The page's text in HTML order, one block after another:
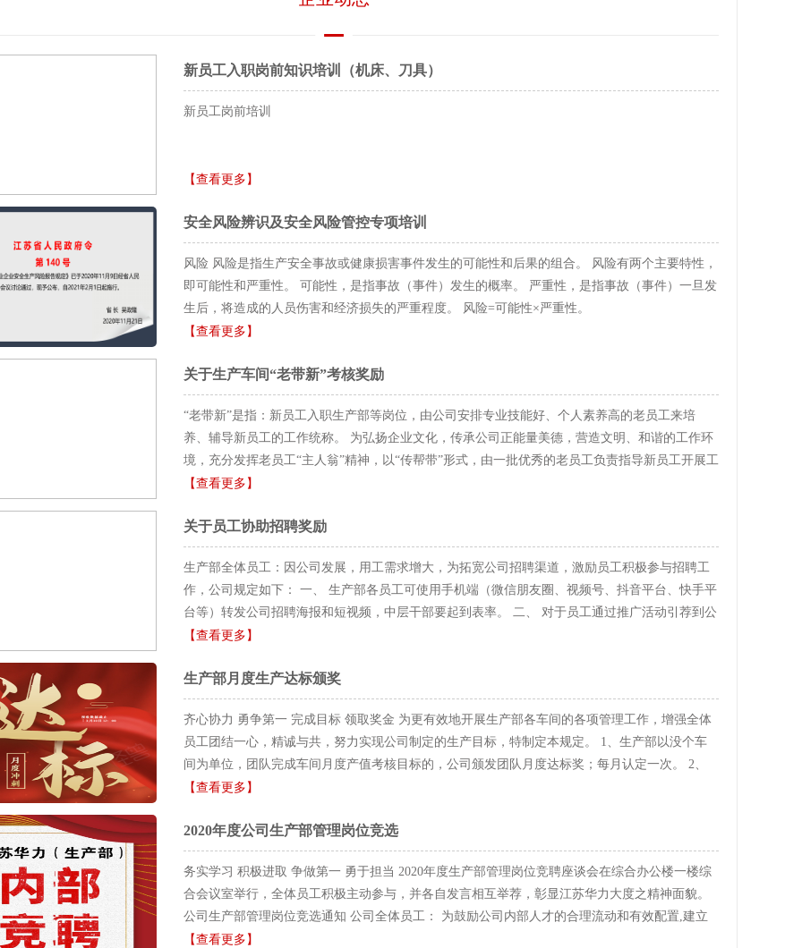
新员工入职岗前知识培训（机床、刀具）
新员工岗前培训
【查看更多】
安全风险辨识及安全风险管控专项培训
风险 风险是指生产安全事故或健康损害事件发生的可能性和后果的组合。 风险有两个主要特性，
即可能性和严重性。 可能性，是指事故（事件）发生的概率。 严重性，是指事故（事件）一旦发
生后，将造成的人员伤害和经济损失的严重程度。 风险=可能性×严重性。
【查看更多】
关于生产车间“老带新”考核奖励
“老带新”是指：新员工入职生产部等岗位，由公司安排专业技能好、个人素养高的老员工来培
养、辅导新员工的工作统称。 为弘扬企业文化，传承公司正能量美德，营造文明、和谐的工作环
境，充分发挥老员工“主人翁”精神，以“传帮带”形式，由一批优秀的老员工负责指导新员工开展工
作，培训相关工作技能，使新员工尽快融入团队，并成长为一名合格的公司员工。为激励老员工
挑选一批技能精炼、品德兼优的老员工，承担各车间的“老带新”的导师工作，开展新员工的指
导、培养工作。 2、老员工应以积极主动的态度，正确引导，带好每位新员工。帮助新员工学习
工作技能，了解、学习优秀的企业文化。 3、“老带新”的老员工，每次成功带出来1名新员工(新员
工具有独立操作的技能，新员工经车间主任考核，同意转成计件考核的，视为新人“出师”)，即公
司给予老员工奖励1000元/人，以此类推。 4、“老带新”的新老员工名单、新员工“出师”名单，由
各车间以月为单位上报生产部审核确认。 5、符合奖励要求的名单，由生产部审核后上报分管副
予警告、通报批评、取消“老带新”导师资格等形式的处理： 1、老员工消极对待该项工作，未能尽
负能量信息，导致新工人思想不稳定的。 3、老员工误导或隐瞒生产流程、产品流程卡等相关生
产因素的，导致新员工流失的。 三、本条例自发行之日起开始实施。 ​ 江苏华力制动器有限公司 ​​
2021年2月17日 备注： 1 车间主任不享受奖励政策 2 员工协助车间主任带新人的，员工的奖励标
准需要事先明确； 3 有些岗位不需要特别技能，毋须老人指导的，不列入该名单； 4 老员工未带
奖励的情况；
【查看更多】
关于员工协助招聘奖励
生产部全体员工： ​因公司发展，用工需求增大，为拓宽公司招聘渠道，激励员工积极参与招聘工
作，公司规定如下： ​ 一、 生产部各员工可使用手机端（微信朋友圈、视频号、抖音平台、快手平
台等）转发公司招聘海报和短视频，中层干部要起到表率。 ​ 二、 对于员工通过推广活动引荐到公
司生产部岗位应聘者，公司根据正常流程进行面试、录用给予奖励。 ​ 三、奖励标准：每成功举荐
新员工入职工作满一个月并批准改为计件工资制后，向举荐人发放300元；在新员工实行计件制满
30天后，再发放200元奖励。 ​ 五、本制度自发布之日开始实施。 希望公司全体员工充分发挥人脉
优势，踊跃推荐，为公司明天的发展贡献一份力量。 江苏华力制动器有限公司 二〇二一年一月二
十五日
【查看更多】
生产部月度生产达标颁奖
齐心协力 勇争第一 完成目标 领取奖金 为更有效地开展生产部各车间的各项管理工作，增强全体
员工团结一心，精诚与共，努力实现公司制定的生产目标，特制定本规定。 1、生产部以没个车
间为单位，团队完成车间月度产值考核目标的，公司颁发团队月度达标奖；每月认定一次。 2、
团队达标奖金标准：底板车间蹄铁车间、凸轮轴车间标准均为3000元；装配车间标准为2500元；
【查看更多】
2020年度公司生产部管理岗位竞选
务实学习 积极进取 争做第一 勇于担当 2020年度生产部管理岗位竞聘座谈会在综合办公楼一楼综
合会议室举行，全体员工积极主动参与，并各自发言相互举荐，彰显江苏华力大度之精神面貌。
公司生产部管理岗位竞选通知 公司全体员工： 为鼓励公司内部人才的合理流动和有效配置,建立
人才平等竞争、优胜 劣的激励机制，以适应公司快速发展的人才需求，同时有利于员工的个人成
【查看更多】